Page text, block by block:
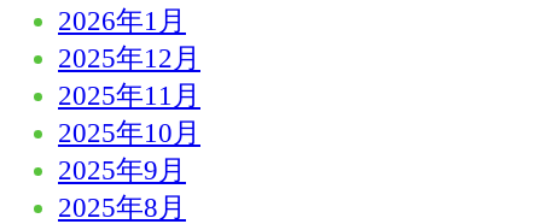
2026年1月
2025年12月
2025年11月
2025年10月
2025年9月
2025年8月